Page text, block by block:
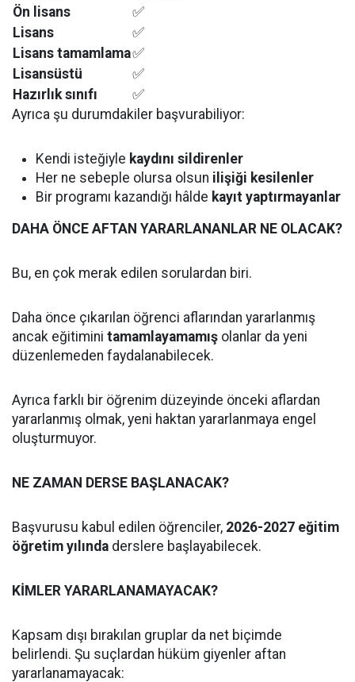
Ön lisans
✅
Lisans
✅
Lisans tamamlama✅
Lisansüstü
✅
Hazırlık sınıfı
✅
Ayrıca şu durumdakiler başvurabiliyor:
Kendi isteğiyle kaydını sildirenler
Her ne sebeple olursa olsun ilişiği kesilenler
Bir programı kazandığı hâlde kayıt yaptırmayanlar
DAHA ÖNCE AFTAN YARARLANANLAR NE OLACAK?
Bu, en çok merak edilen sorulardan biri.
Daha önce çıkarılan öğrenci aflarından yararlanmış
ancak eğitimini tamamlayamamış olanlar da yeni
düzenlemeden faydalanabilecek.
Ayrıca farklı bir öğrenim düzeyinde önceki aflardan
yararlanmış olmak, yeni haktan yararlanmaya engel
oluşturmuyor.
NE ZAMAN DERSE BAŞLANACAK?
Başvurusu kabul edilen öğrenciler, 2026-2027 eğitim
öğretim yılında derslere başlayabilecek.
KİMLER YARARLANAMAYACAK?
Kapsam dışı bırakılan gruplar da net biçimde
belirlendi. Şu suçlardan hüküm giyenler aftan
yararlanamayacak: